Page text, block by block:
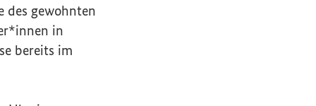
des gewohnten
in
bereits im